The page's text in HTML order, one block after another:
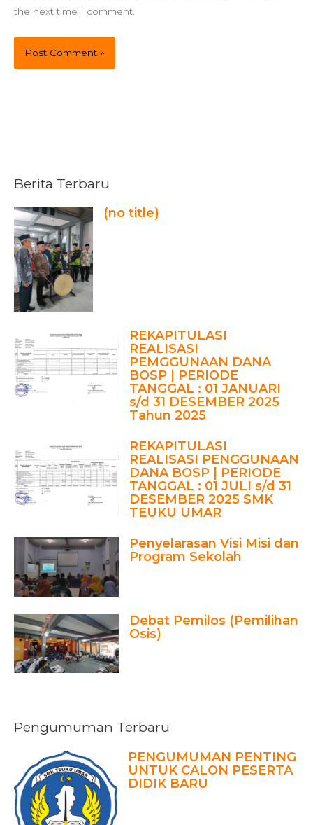
the next time I comment.
Berita Terbaru
(no title)
REKAPITULASI
REALISASI
PEMGGUNAAN DANA
BOSP | PERIODE
TANGGAL : 01 JANUARI
s/d 31 DESEMBER 2025
Tahun 2025
REKAPITULASI
REALISASI PENGGUNAAN
DANA BOSP | PERIODE
TANGGAL : 01 JULI s/d 31
DESEMBER 2025 SMK
TEUKU UMAR
Penyelarasan Visi Misi dan
Program Sekolah
Debat Pemilos (Pemilihan
Osis)
Pengumuman Terbaru
PENGUMUMAN PENTING
UNTUK CALON PESERTA
DIDIK BARU